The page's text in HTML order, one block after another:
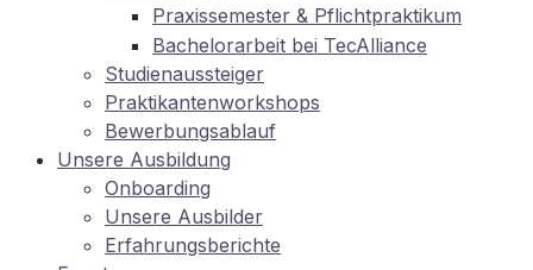
Pra­xis­se­mes­ter & Pflichtpraktikum
Ba­che­lor­ar­beit bei TecAlliance
Stu­di­en­aus­stei­ger
Prak­ti­kan­ten­work­shops
Be­wer­bungs­ab­lauf
Un­se­re Ausbildung
On­boar­ding
Un­se­re Ausbilder
Er­fah­rungs­be­rich­te